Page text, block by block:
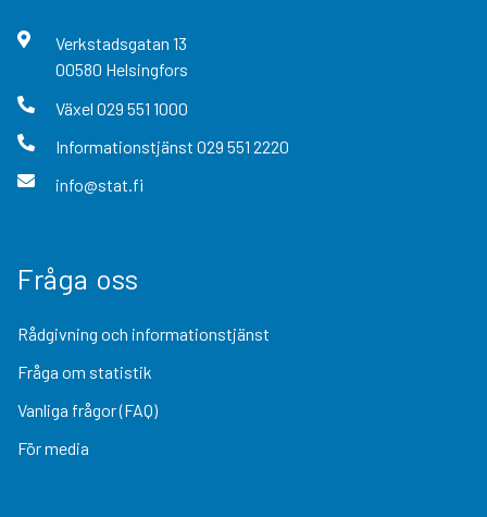
Verkstadsgatan 13
00580 Helsingfors
Växel 029 551 1000
Informationstjänst 029 551 2220
info@stat.fi
Fråga oss
Rådgivning och informationstjänst
Fråga om statistik
Vanliga frågor (FAQ)
För media